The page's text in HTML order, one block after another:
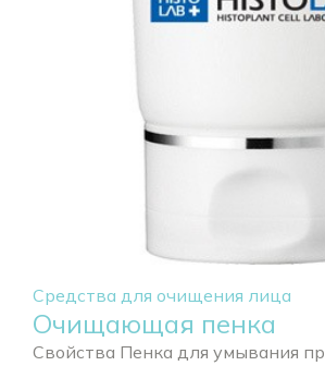
Средства для очищения лица
Очищающая пенка
Свойства Пенка для умывания